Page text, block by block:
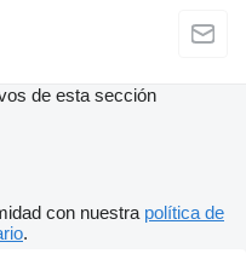
de esta sección
con nuestra política de
.